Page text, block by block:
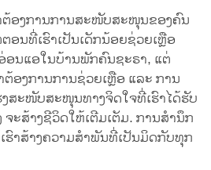
ຕ້ອງການການສະໜັບສະໜຸນຂອງຄົນ
ນທີ່ເຮົາເປັນເດັກນ້ອຍຊ່ວຍເຫຼືອ
ອນແອໃນບ້ານພັກຄົນຊະຣາ, ແຕ່
ຕ້ອງການການຊ່ວຍເຫຼືອ ແລະ ການ
ສະໜັບສະໜຸນທາງຈິດໃຈທີ່ເຮົາໄດ້ຮັບ
ະສ້າງຊີວິດໃຫ້ເຕີມເຕັມ. ການສຳນຶກ
ຮົາສ້າງຄວາມສຳພັນທີ່ເປັນມິດກັບທຸກ